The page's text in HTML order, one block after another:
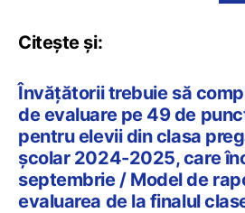
Citește și:
Învățătorii trebuie să
de evaluare pe 49 de
pentru elevii din clasa
școlar 2024-2025, care
septembrie / Model de
evaluarea de la finalul